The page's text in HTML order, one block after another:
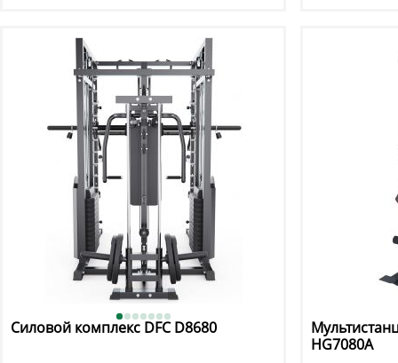
БЕСПЛАТНО, 2-3 дня
Силовой комплекс DFCD8680
HG7080A